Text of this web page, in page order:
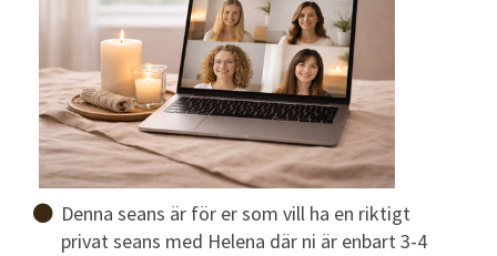
Denna seans är för er som vill ha en riktigt
privat seans med Helena där ni är enbart 3-4